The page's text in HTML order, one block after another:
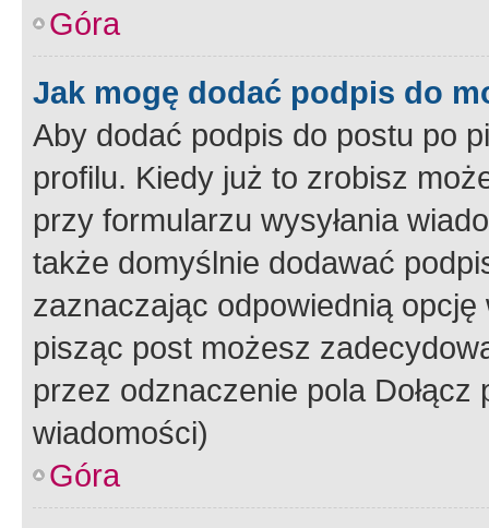
Góra
Jak mogę dodać podpis do
Aby dodać podpis do postu po
profilu. Kiedy już to zrobisz
przy formularzu wysyłania
także domyślnie dodawać
zaznaczając odpowiednią
pisząc post możesz
przez odznaczenie pola
wiadomości)
Góra